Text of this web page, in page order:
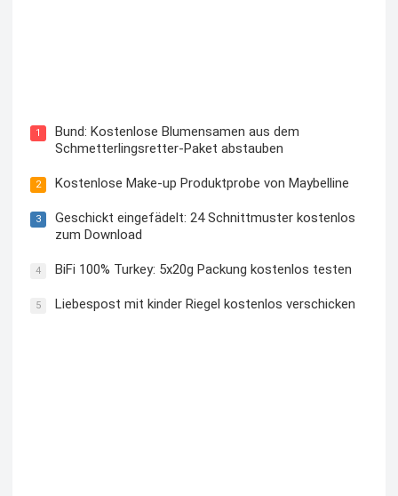
1
Bund: Kostenlose Blumensamen aus dem
Schmetterlingsretter-Paket abstauben
2 Kostenlose Make-up Produktprobe von Maybelline
3
Geschickt eingefädelt: 24 Schnittmuster kostenlos
zum Download
4 BiFi 100% Turkey: 5x20g Packung kostenlos testen
5 Liebespost mit kinder Riegel kostenlos verschicken